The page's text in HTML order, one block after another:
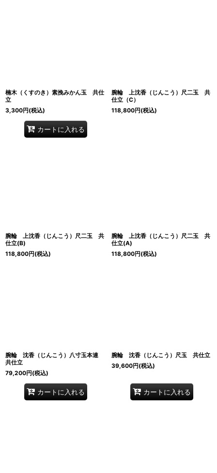
楠木（くすのき）素挽みかん玉 共仕
立
3,300円(税込)
カートに入れる
腕輪 上沈香（じんこう）尺二玉 共
仕立（C）
118,800円(税込)
腕輪 上沈香（じんこう）尺二玉 共
仕立(B)
118,800円(税込)
腕輪 上沈香（じんこう）尺二玉 共
仕立(A)
118,800円(税込)
腕輪 沈香（じんこう）八寸玉本連
共仕立
79,200円(税込)
カートに入れる
腕輪 沈香（じんこう）尺玉 共仕立
39,600円(税込)
カートに入れる